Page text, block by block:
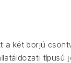
két borjú